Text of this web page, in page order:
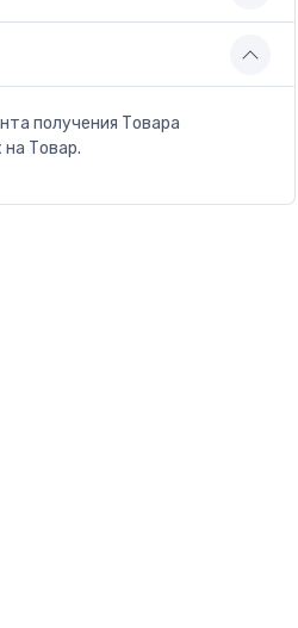
получения Товара
Товар.